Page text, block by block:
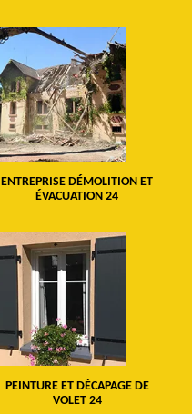
ENTREPRISE DÉMOLITION ET
ÉVACUATION 24
PEINTURE ET DÉCAPAGE DE
VOLET 24